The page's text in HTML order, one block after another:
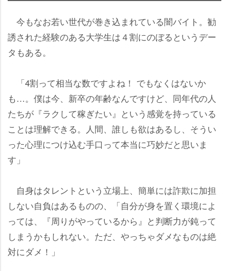
今もなお若い世代が巻き込まれている闇バイト。勧
誘された経験のある大学生は４割にのぼるというデー
タもある。
「4割って相当な数ですよね！ でもなくはないか
も…。僕は今、新卒の年齢なんですけど、同年代の人
たちが『ラクして稼ぎたい』という感覚を持っている
ことは理解できる。人間、誰しも欲はあるし、そうい
った心理につけ込む手口って本当に巧妙だと思いま
す」
自身はタレントという立場上、簡単には詐欺に加担
しない自負はあるものの、「自分が身を置く環境によ
っては、『周りがやっているから』と判断力が鈍って
しまうかもしれない。ただ、やっちゃダメなものは絶
対にダメ！」